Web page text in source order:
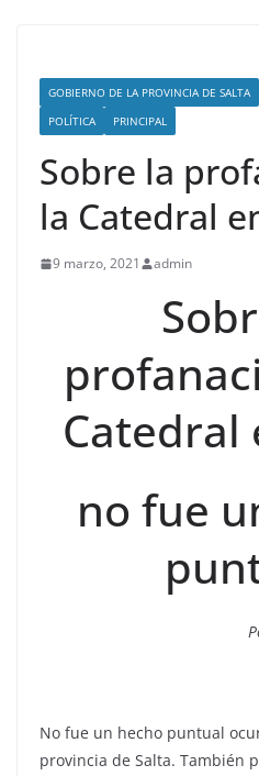
GOBIERNO DE LA PROVINCIA DE SALTA
POLÍTICA
PRINCIPAL
Sobre la
la Catedral
9 marzo, 2021 admin
Catedral
no fue
No fue un hecho puntual
provincia de Salta. También